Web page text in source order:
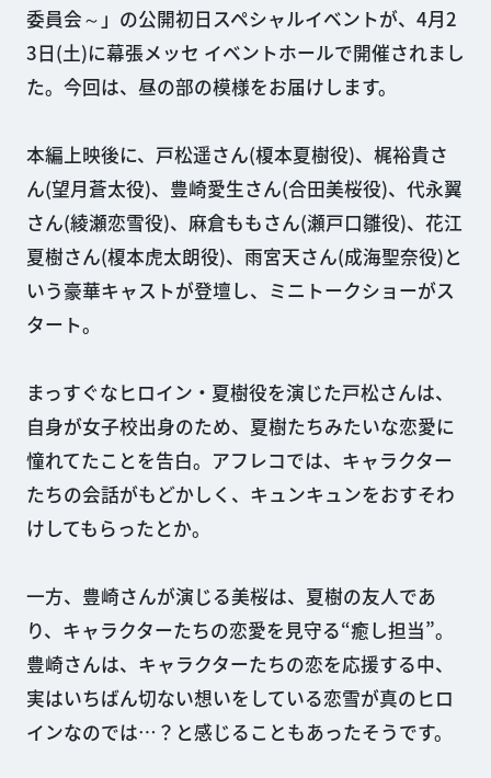
委員会～」の公開初日スペシャルイベントが、4月2
3日(土)に幕張メッセ イベントホールで開催されまし
た。今回は、昼の部の模様をお届けします。
本編上映後に、戸松遥さん(榎本夏樹役)、梶裕貴さ
ん(望月蒼太役)、豊崎愛生さん(合田美桜役)、代永翼
さん(綾瀬恋雪役)、麻倉ももさん(瀬戸口雛役)、花江
夏樹さん(榎本虎太朗役)、雨宮天さん(成海聖奈役)と
いう豪華キャストが登壇し、ミニトークショーがス
タート。
まっすぐなヒロイン・夏樹役を演じた戸松さんは、
自身が女子校出身のため、夏樹たちみたいな恋愛に
憧れてたことを告白。アフレコでは、キャラクター
たちの会話がもどかしく、キュンキュンをおすそわ
けしてもらったとか。
一方、豊崎さんが演じる美桜は、夏樹の友人であ
り、キャラクターたちの恋愛を見守る“癒し担当”。
豊崎さんは、キャラクターたちの恋を応援する中、
実はいちばん切ない想いをしている恋雪が真のヒロ
インなのでは…？と感じることもあったそうです。